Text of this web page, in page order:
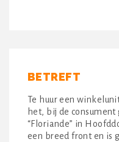
BETREFT
Te huur een
het, bij de
“Floriande” in
een breed front en is